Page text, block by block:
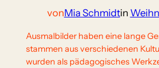
vonMia Schmidtin
Ausmalbilder haben eine lange
stammen aus verschiedenen
wurden als pädagogisches